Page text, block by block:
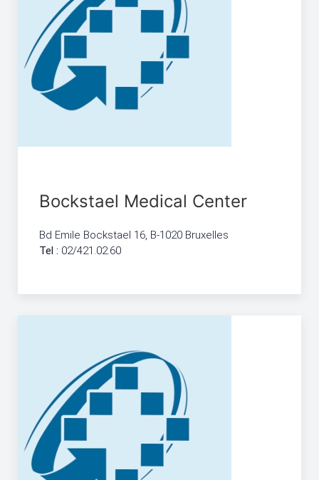
Bockstael Medical Center
Bd Emile Bockstael 16, B-1020 Bruxelles
Tel : 02/421.02.60